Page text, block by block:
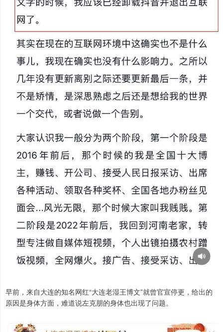
早前，来自大连的知名网红“大连老湿王博文”就曾官宣停更，给出的
原因是身体方面，难道说左克朋的身体也出现了问题。